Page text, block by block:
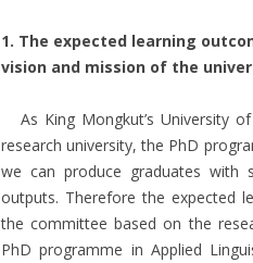
1. The expected learning
vision and mission of the
As King Mongkut’s University
research university, the PhD
we can produce graduates with
outputs. Therefore the expected
the committee based on the
PhD programme in Applied